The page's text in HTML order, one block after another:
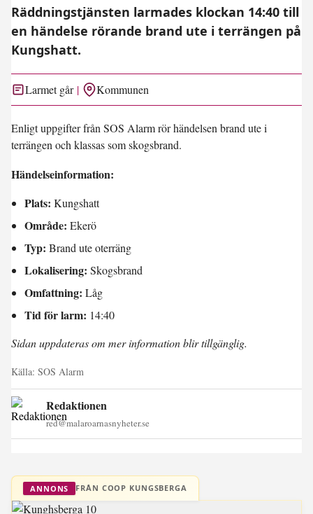
Räddningstjänsten larmades klockan 14:40 till
en händelse rörande brand ute i terrängen på
Kungshatt.
Larmet går Kommunen
Enligt uppgifter från SOS Alarm rör händelsen brand ute i
terrängen och klassas som skogsbrand.
Händelseinformation:
Plats: Kungshatt
Område: Ekerö
Typ: Brand ute oterräng
Lokalisering: Skogsbrand
Omfattning: Låg
Tid för larm: 14:40
Sidan uppdateras om mer information blir tillgänglig.
Källa: SOS Alarm
Redaktionen
red@malaroarnasnyheter.se
ANNONS FRÅN COOP KUNGSBERGA